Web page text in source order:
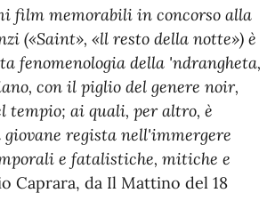
film memorabili in concorso alla
(«Saint», «ll resto della notte») è
fenomenologia della 'ndrangheta,
con il piglio del genere noir,
tempio; ai quali, per altro, è
regista nell'immergere
e fatalistiche, mitiche e
Caprara, da Il Mattino del 18